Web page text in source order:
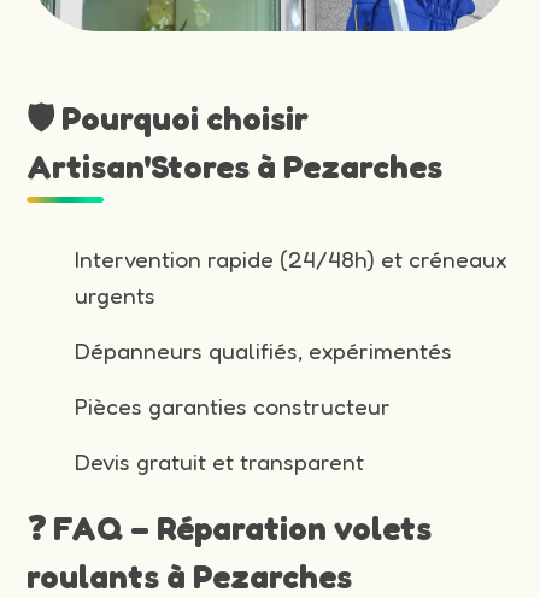
🛡️ Pourquoi choisir
Artisan'Stores à Pezarches
Intervention rapide (24/48h) et créneaux
urgents
Dépanneurs qualifiés, expérimentés
Pièces garanties constructeur
Devis gratuit et transparent
❓ FAQ – Réparation volets
roulants à Pezarches